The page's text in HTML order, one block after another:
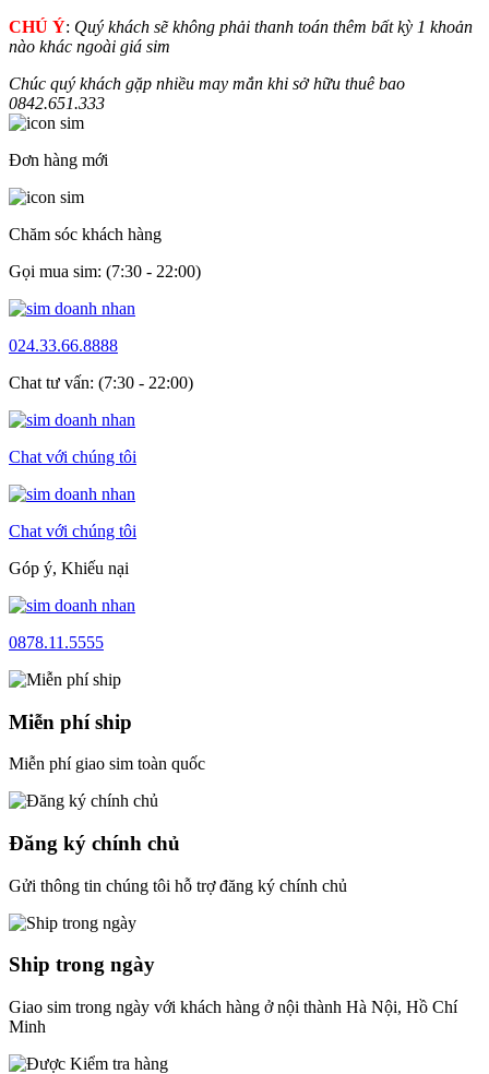
CHÚ Ý: Quý khách sẽ không phải thanh toán thêm bất kỳ 1 khoản
nào khác ngoài giá sim
Chúc quý khách gặp nhiều may mắn khi sở hữu thuê bao
0842.651.333
Đơn hàng mới
Chăm sóc khách hàng
Gọi mua sim: (7:30 - 22:00)
024.33.66.8888
Chat tư vấn: (7:30 - 22:00)
Chat với chúng tôi
Chat với chúng tôi
Góp ý, Khiếu nại
0878.11.5555
Miễn phí ship
Miễn phí giao sim toàn quốc
Đăng ký chính chủ
Gửi thông tin chúng tôi hỗ trợ đăng ký chính chủ
Ship trong ngày
Giao sim trong ngày với khách hàng ở nội thành Hà Nội, Hồ Chí
Minh